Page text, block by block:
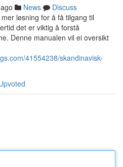
News
Discuss
løsning for å få tilgang til
det er viktig å forstå
Denne manualen vil ei oversikt
41554238/skandinavisk-